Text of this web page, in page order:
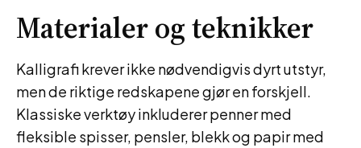
Materialer og teknikker
Kalligrafi krever ikke nødvendigvis dyrt utstyr,
men de riktige redskapene gjør en forskjell.
Klassiske verktøy inkluderer penner med
fleksible spisser, pensler, blekk og papir med